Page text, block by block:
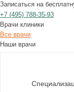
Записаться на
+7 (495) 788-35-93
Врачи клиники
Все врачи
Наши врачи